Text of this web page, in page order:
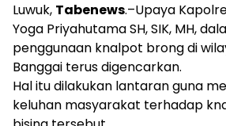
Luwuk, Tabenews.–Upaya
Yoga Priyahutama SH, SIK, MH,
penggunaan knalpot brong di
Banggai terus digencarkan.
Hal itu dilakukan lantaran guna
keluhan masyarakat terhadap